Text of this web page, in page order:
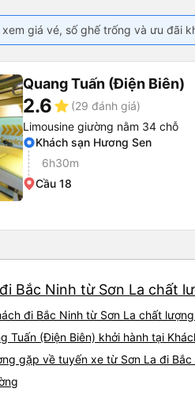
giá vé, số ghế trống và ưu đãi
Quang Tuấn (Điện Biên)
2.6star (29 đánh giá)
Limousine giường nằm 34 chỗ
Khách sạn Hương Sen
6h30m
Cầu 18
Bắc Ninh từ Sơn La chất
đi Bắc Ninh từ Sơn La chất
Tuấn (Điện Biên) khởi hành tại
gặp về tuyến xe từ Sơn La đi Bắc